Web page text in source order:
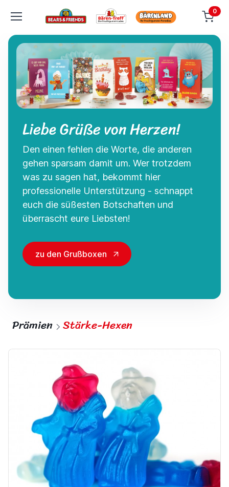
0
Liebe Grüße von Herzen!
Den einen fehlen die Worte, die anderen
gehen sparsam damit um. Wer trotzdem
was zu sagen hat, bekommt hier
professionelle Unterstützung - schnappt
euch die süßesten Botschaften und
überrascht eure Liebsten!
zu den Grußboxen
Prämien Stärke-Hexen